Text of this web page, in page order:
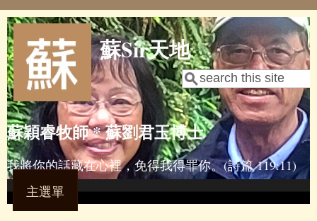
Skip to main content
蘇Sir天地
Search form
Search
蘇穎睿牧師 * 蘇劉君玉博士
我將你的話藏在心裡，免得我得罪你。(詩篇 119:11)
主選單